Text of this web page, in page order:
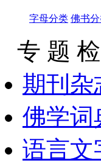
字母分类 佛书
专 题
期刊杂
佛学词
语言文